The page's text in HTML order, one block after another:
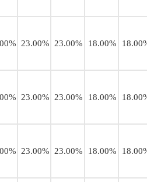
23.00% 23.00% 18.00%
23.00% 23.00% 18.00%
23.00% 23.00% 18.00%